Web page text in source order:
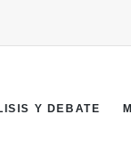
Y DEBATE